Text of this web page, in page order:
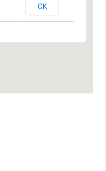
Leopoldshafen
OK